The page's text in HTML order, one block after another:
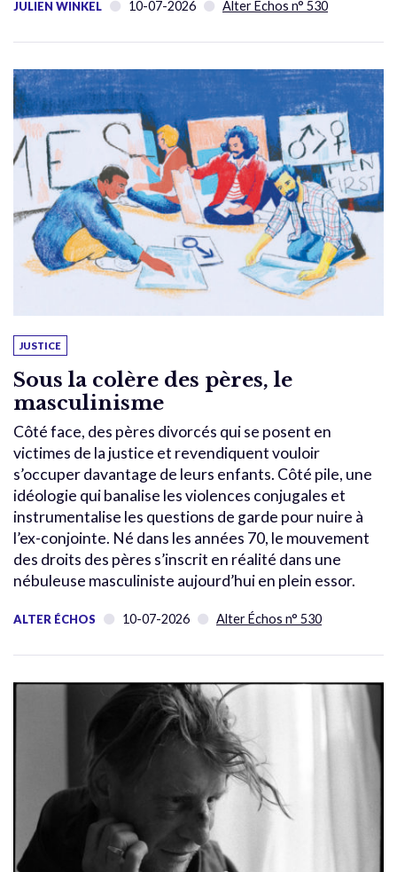
JULIEN WINKEL 10-07-2026 Alter Échos n° 530
JUSTICE
Sous la colère des pères, le
masculinisme
Côté face, des pères divorcés qui se posent en
victimes de la justice et revendiquent vouloir
s’occuper davantage de leurs enfants. Côté pile, une
idéologie qui banalise les violences conjugales et
instrumentalise les questions de garde pour nuire à
l’ex-conjointe. Né dans les années 70, le mouvement
des droits des pères s’inscrit en réalité dans une
nébuleuse masculiniste aujourd’hui en plein essor.
ALTER ÉCHOS 10-07-2026 Alter Échos n° 530